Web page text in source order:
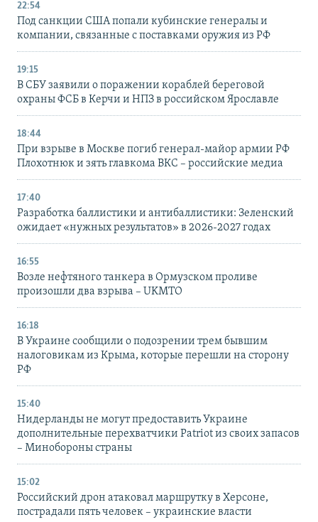
22:54
Под санкции США попали кубинские генералы и
компании, связанные с поставками оружия из РФ
19:15
В СБУ заявили о поражении кораблей береговой
охраны ФСБ в Керчи и НПЗ в российском Ярославле
18:44
При взрыве в Москве погиб генерал-майор армии РФ
Плохотнюк и зять главкома ВКС – российские медиа
17:40
Разработка баллистики и антибаллистики: Зеленский
ожидает «нужных результатов» в 2026-2027 годах
16:55
Возле нефтяного танкера в Ормузском проливе
произошли два взрыва – UKMTO
16:18
В Украине сообщили о подозрении трем бывшим
налоговикам из Крыма, которые перешли на сторону
РФ
15:40
Нидерланды не могут предоставить Украине
дополнительные перехватчики Patriot из своих запасов
– Минобороны страны
15:02
Российский дрон атаковал маршрутку в Херсоне,
пострадали пять человек – украинские власти